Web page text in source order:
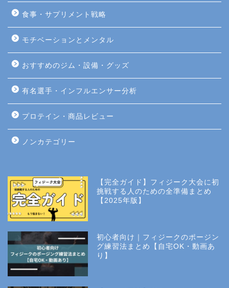
食事・サプリメント戦略
モチベーションとメンタル
おすすめのジム・設備・グッズ
有名選手・インフルエンサー分析
プロテイン・商品レビュー
ノンカテゴリー
【完全ガイド】フィジーク大会に初
挑戦する人のための全準備まとめ
【2025年版】
初心者向け｜フィジークのポージン
グ練習法まとめ【自宅OK・動画あ
り】